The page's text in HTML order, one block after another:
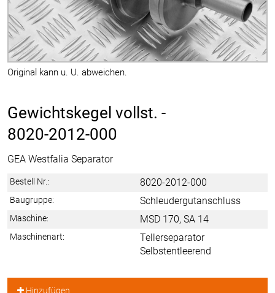
Original kann u. U. abweichen.
Gewichtskegel vollst. -
8020-2012-000
GEA Westfalia Separator
Bestell Nr.: 8020-2012-000
Baugruppe: Schleudergutanschluss
Maschine: MSD 170, SA 14
Maschinenart:
Tellerseparator
Selbstentleerend
Hinzufügen